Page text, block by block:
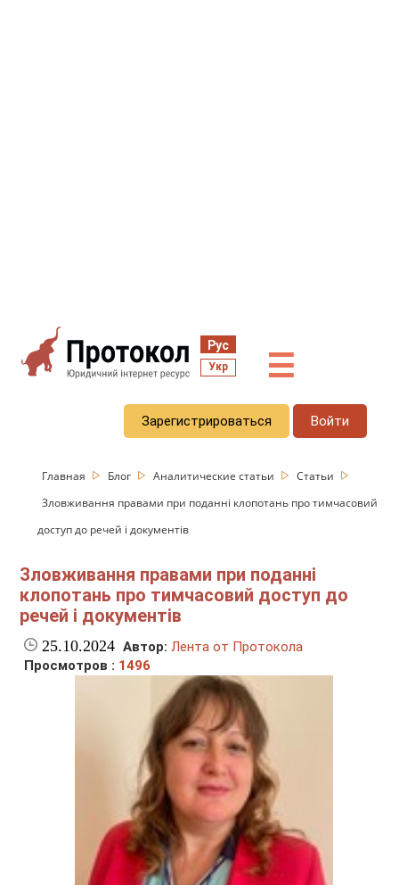
Рус
Укр ☰
Зарегистрироваться Войти
Главная Блог Аналитические статьи
Статьи
Зловживання правами при поданні клопотань про тимчасовий
доступ до речей і документів
Зловживання правами при поданні
клопотань про тимчасовий доступ до
речей і документів
25.10.2024 Автор: Лента от Протокола
Просмотров : 1496